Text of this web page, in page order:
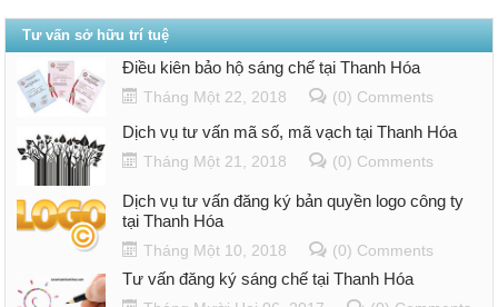
Tư vấn sở hữu trí tuệ
Điều kiên bảo hộ sáng chế tại Thanh Hóa
Tháng Một 22, 2018 (0) Comments
Dịch vụ tư vấn mã số, mã vạch tại Thanh Hóa
Tháng Một 21, 2018 (0) Comments
Dịch vụ tư vấn đăng ký bản quyền logo công ty
tại Thanh Hóa
Tháng Một 10, 2018 (0) Comments
Tư vấn đăng ký sáng chế tại Thanh Hóa